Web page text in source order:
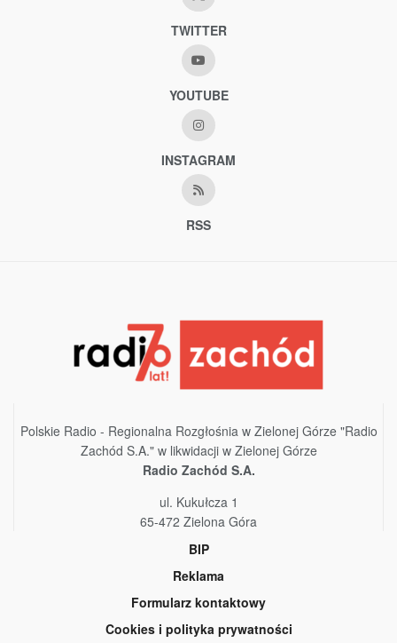
TWITTER
YOUTUBE
INSTAGRAM
RSS
Polskie Radio - Regionalna Rozgłośnia w Zielonej Górze "Radio
Zachód S.A." w likwidacji w Zielonej Górze
Radio Zachód S.A.
ul. Kukułcza 1
65-472 Zielona Góra
BIP
Reklama
Formularz kontaktowy
Cookies i polityka prywatności